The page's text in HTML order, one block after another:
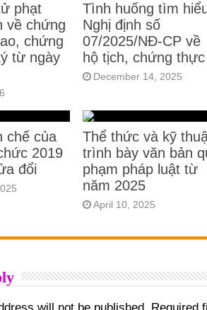
phạt
về chứng
chứng
từ ngày
Tình huống tìm
Nghị định số
07/2025/NĐ-CP về
hộ tịch, chứng thực
December 14, 2025
chế của
2019
đổi
Thể thức và kỹ
trình bày văn bản
phạm pháp luật từ
năm 2025
April 10, 2025